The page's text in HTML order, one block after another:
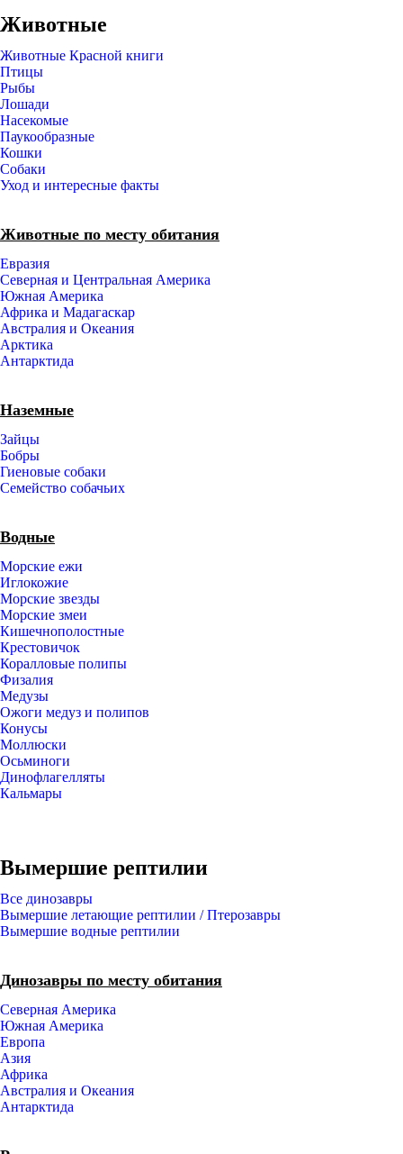
Животные
Животные Красной книги
Птицы
Рыбы
Лошади
Насекомые
Паукообразные
Кошки
Собаки
Уход и интересные факты
Животные по месту обитания
Евразия
Северная и Центральная Америка
Южная Америка
Африка и Мадагаскар
Австралия и Океания
Арктика
Антарктида
Наземные
Зайцы
Бобры
Гиеновые собаки
Семейство собачьих
Водные
Морские ежи
Иглокожие
Морские звезды
Морские змеи
Кишечнополостные
Крестовичок
Коралловые полипы
Физалия
Медузы
Ожоги медуз и полипов
Конусы
Моллюски
Осьминоги
Динофлагелляты
Кальмары
Вымершие рептилии
Все динозавры
Вымершие летающие рептилии / Птерозавры
Вымершие водные рептилии
Динозавры по месту обитания
Северная Америка
Южная Америка
Европа
Азия
Африка
Австралия и Океания
Антарктида